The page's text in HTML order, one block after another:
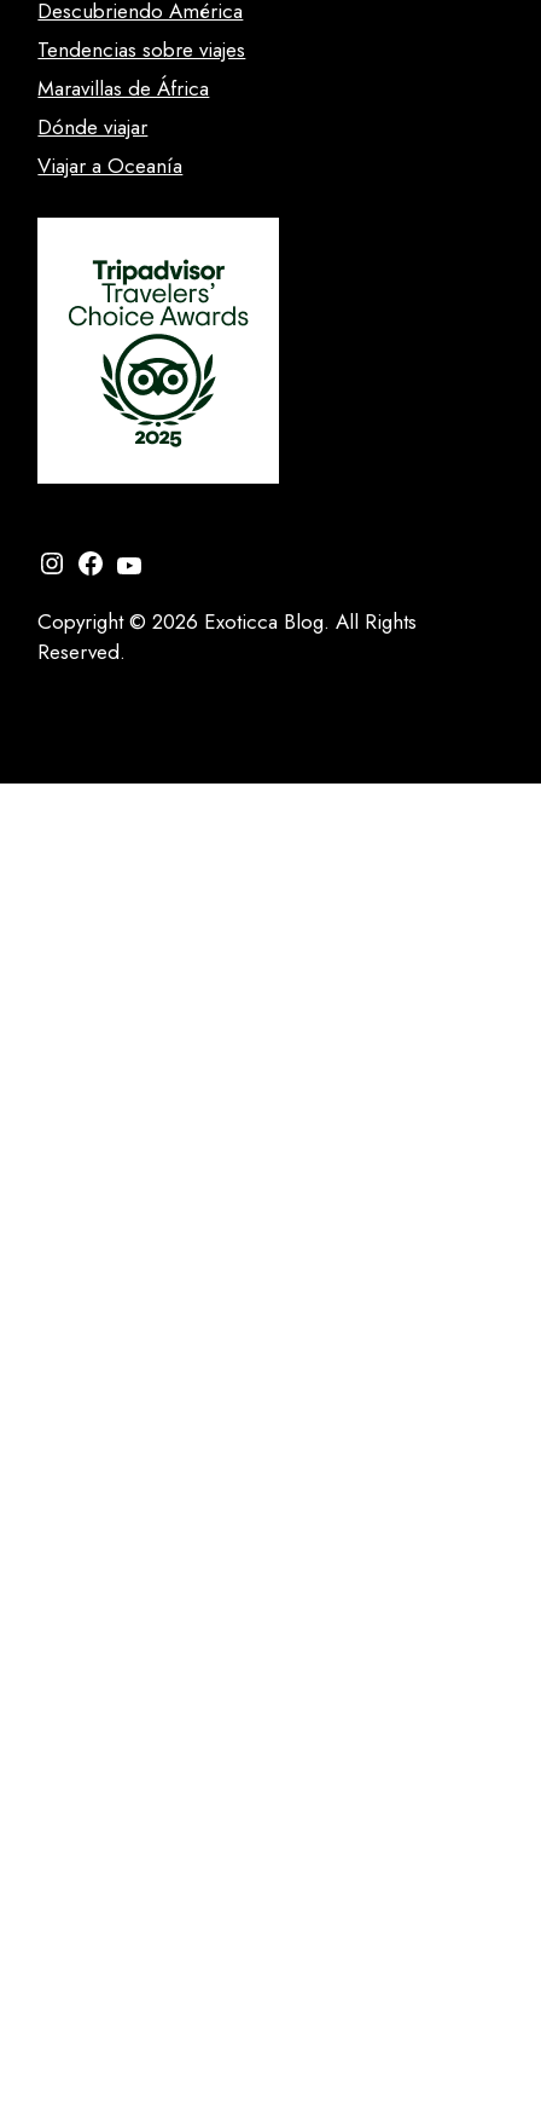
Descubriendo América
Tendencias sobre viajes
Maravillas de África
Dónde viajar
Viajar a Oceanía
Instagram
Facebook
YouTube
Copyright © 2026 Exoticca Blog. All Rights
Reserved.